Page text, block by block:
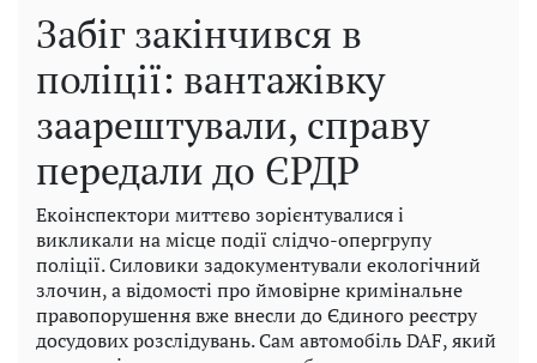
Забіг закінчився в
поліції: вантажівку
заарештували, справу
передали до ЄРДР
Екоінспектори миттєво зорієнтувалися і
викликали на місце події слідчо-опергрупу
поліції. Силовики задокументували екологічний
злочин, а відомості про ймовірне кримінальне
правопорушення вже внесли до Єдиного реєстру
досудових розслідувань. Сам автомобіль DAF, який